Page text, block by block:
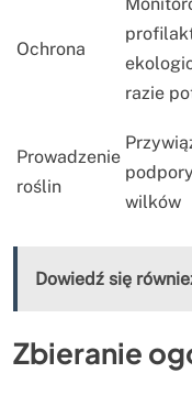
Ochrona
razie
Prowadzenie
roślin
wilków
Dowiedź się
Zbieranie